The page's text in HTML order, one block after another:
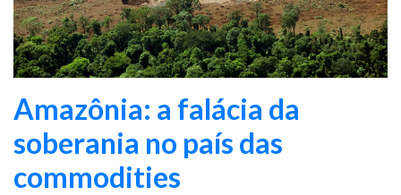
Amazônia: a falácia da
soberania no país das
commodities